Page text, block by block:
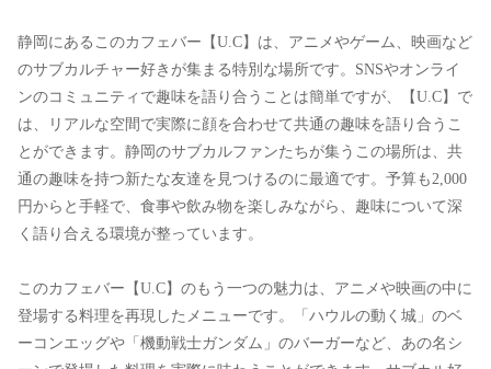
静岡にあるこのカフェバー【U.C】は、アニメやゲーム、映画など
のサブカルチャー好きが集まる特別な場所です。SNSやオンライ
ンのコミュニティで趣味を語り合うことは簡単ですが、【U.C】で
は、リアルな空間で実際に顔を合わせて共通の趣味を語り合うこ
とができます。静岡のサブカルファンたちが集うこの場所は、共
通の趣味を持つ新たな友達を見つけるのに最適です。予算も2,000
円からと手軽で、食事や飲み物を楽しみながら、趣味について深
く語り合える環境が整っています。
このカフェバー【U.C】のもう一つの魅力は、アニメや映画の中に
登場する料理を再現したメニューです。「ハウルの動く城」のベ
ーコンエッグや「機動戦士ガンダム」のバーガーなど、あの名シ